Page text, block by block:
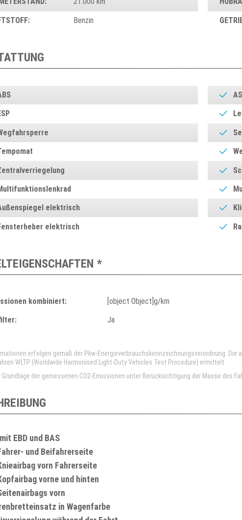
Benzin
elektrisch
elektrisch
*
kombiniert: [object Object]g/km
Ja
erfolgen gemäß der Pkw-Energieverbrauchskennzeichnungsverordnung. Die
WLTP (Worldwide Harmonised Light-Duty Vehicles Test Procedure) ermittelt.
der gemessenen CO2-Emissionen unter Berücksichtigung der Masse des
EBD und BAS
und Beifahrerseite
vorn Fahrerseite
vorne und hinten
vorn
in Wagenfarbe